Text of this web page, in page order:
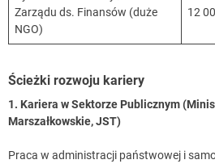
Zarządu ds. Finansów (duże
NGO)
12
Ścieżki rozwoju kariery
1. Kariera w Sektorze Publicznym
Marszałkowskie, JST)
Praca w administracji państwowej i